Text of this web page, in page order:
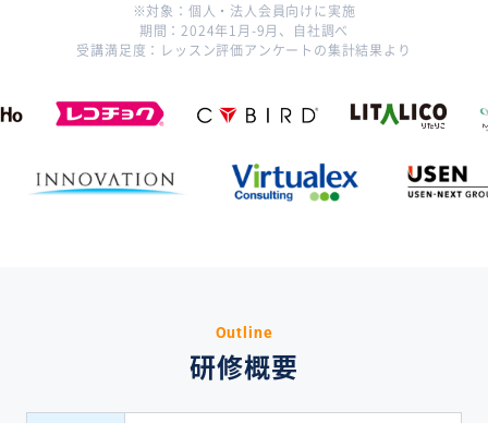
対象：個人・法人会員向けに実施
期間：2024年1月-9月、自社調べ
受講満足度：レッスン評価アンケートの集計結果より
Outline
研修概要